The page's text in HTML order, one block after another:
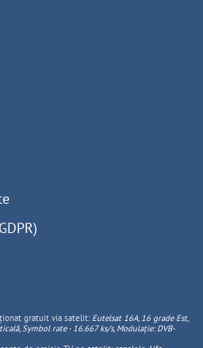
gratuit via satelit: Eutelsat 16A, 16 grade Est,
lă, Symbol rate - 16.667 ks/s, Modulație: DVB-